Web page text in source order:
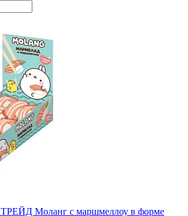
Моланг с маршмеллоу в форме